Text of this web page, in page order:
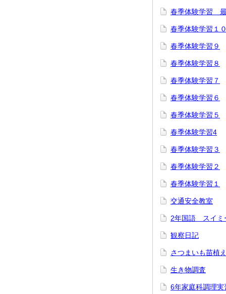
春季体験学習
春季体験学習１０
春季体験学習９
春季体験学習８
春季体験学習７
春季体験学習６
春季体験学習５
春季体験学習4
春季体験学習３
春季体験学習２
春季体験学習１
交通安全教室
2年国語 スイミ
観察日記
さつまいも苗植え
生き物調査
6年家庭科調理実